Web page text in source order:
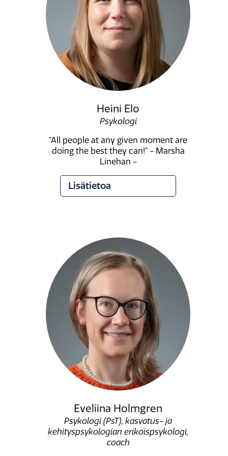
Heini Elo
Psykologi
"All people at any given moment are
doing the best they can!" - Marsha
Linehan -
Lisätietoa
Eveliina Holmgren
Psykologi (PsT), kasvatus- ja
kehityspsykologian erikoispsykologi,
coach